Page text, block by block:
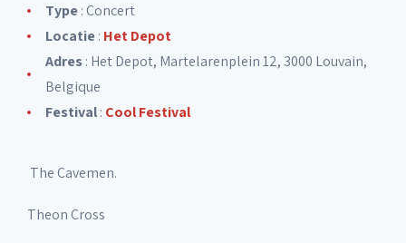
Type: Concert
Locatie: Het Depot
Adres: Het Depot, Martelarenplein 12, 3000 Louvain,
Belgique
Festival: Cool Festival
The Cavemen.
Theon Cross